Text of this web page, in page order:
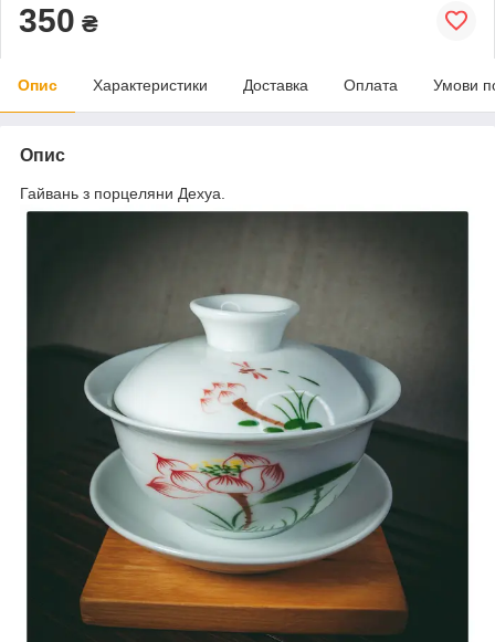
350 ₴
Опис Характеристики Доставка Оплата Умови
Опис
Гайвань з порцеляни Дехуа.